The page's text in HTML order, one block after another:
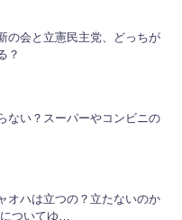
の会と立憲民主党、どっちが
？
ない？スーパーやコンビニの
オハは立つの？立たないのか
ついてゆ…